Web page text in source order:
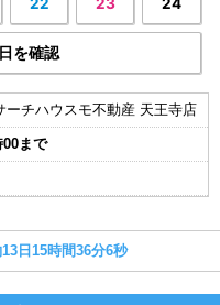
を確認
ーチハウスモ不動産 天王寺店
まで
日15時間36分5秒